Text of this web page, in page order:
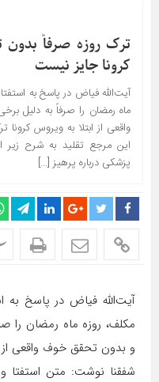
ترک روزه صرفاً بدون
کرونا جایز نیست
آیت‌الله فیاض در پاسخ به
ماه رمضان را صرفاً به دلیل
واقعی از ابتلا به ویروس
این مرجع تقلید به شرح
پزشکی درباره پرهیز […]
آیت‌الله فیاض در پاسخ به
مکلف، روزه ماه رمضان را
و بدون تحقق خوف واقعی از
شفقنا نوشت: متن استفتا